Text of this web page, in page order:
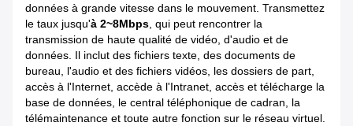
données à grande vitesse dans le mouvement. Transmettez
le taux jusqu'à 2~8Mbps, qui peut rencontrer la
transmission de haute qualité de vidéo, d'audio et de
données. Il inclut des fichiers texte, des documents de
bureau, l'audio et des fichiers vidéos, les dossiers de part,
accès à l'Internet, accède à l'Intranet, accès et télécharge la
base de données, le central téléphonique de cadran, la
télémaintenance et toute autre fonction sur le réseau virtuel.